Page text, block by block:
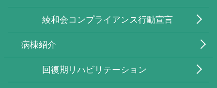
綾和会コンプライアンス行動宣言
病棟紹介
回復期リハビリテーション